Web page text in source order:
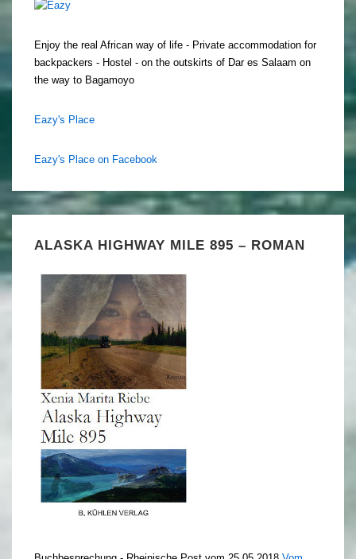
Enjoy the real African way of life - Private accommodation for
backpackers - Hostel - on the outskirts of Dar es Salaam on
the way to Bagamoyo
Eazy's Place
Eazy's Place on Facebook
ALASKA HIGHWAY MILE 895 – ROMAN